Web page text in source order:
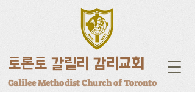
토론토 갈릴리 감리교회
Galilee Methodist Church of Toronto